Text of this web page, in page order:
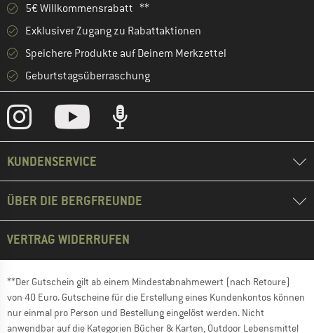
5€ Willkommensrabatt **
Exklusiver Zugang zu Rabattaktionen
Speichere Produkte auf Deinem Merkzettel
Geburtstagsüberraschung
KUNDENSERVICE
ÜBER DIE BERGFREUNDE
VERTRAG WIDERRUFEN
**Der Gutschein gilt ab einem Mindestabnahmewert (nach Retoure)
von 40 Euro. Gutscheine für die Erstellung eines Kundenkontos können
nur einmal pro Person und Bestellung eingelöst werden. Nicht
anwendbar auf die Kategorien Bücher & Karten, Outdoor Lebensmittel